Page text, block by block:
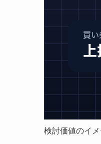
検討価値のイ